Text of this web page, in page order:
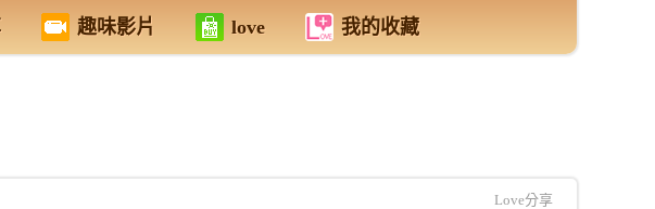
趣味影片 love 我的收藏
Love分享